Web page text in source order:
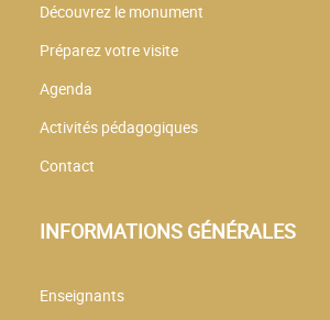
Découvrez le monument
Préparez votre visite
Agenda
Activités pédagogiques
Contact
INFORMATIONS GÉNÉRALES
Enseignants